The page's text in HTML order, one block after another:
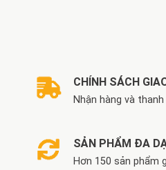
CHÍNH SÁCH
Nhận hàng và
SẢN PHẨM ĐA
Hơn 150 sản phẩm